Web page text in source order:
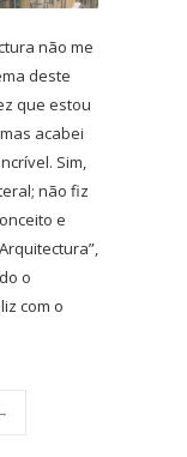
não me
deste
que estou
acabei
Sim,
não fiz
e
o
com o